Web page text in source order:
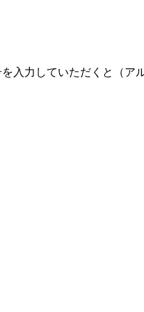
入力していただくと（